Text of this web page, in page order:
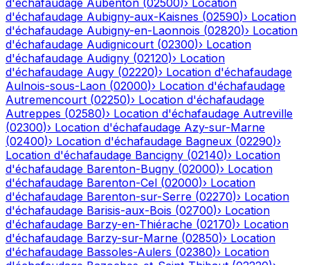
d'échafaudage Aubenton (02500)› Location
d'échafaudage Aubigny-aux-Kaisnes (02590)› Location
d'échafaudage Aubigny-en-Laonnois (02820)› Location
d'échafaudage Audignicourt (02300)› Location
d'échafaudage Audigny (02120)› Location
d'échafaudage Augy (02220)› Location d'échafaudage
Aulnois-sous-Laon (02000)› Location d'échafaudage
Autremencourt (02250)› Location d'échafaudage
Autreppes (02580)› Location d'échafaudage Autreville
(02300)› Location d'échafaudage Azy-sur-Marne
(02400)› Location d'échafaudage Bagneux (02290)›
Location d'échafaudage Bancigny (02140)› Location
d'échafaudage Barenton-Bugny (02000)› Location
d'échafaudage Barenton-Cel (02000)› Location
d'échafaudage Barenton-sur-Serre (02270)› Location
d'échafaudage Barisis-aux-Bois (02700)› Location
d'échafaudage Barzy-en-Thiérache (02170)› Location
d'échafaudage Barzy-sur-Marne (02850)› Location
d'échafaudage Bassoles-Aulers (02380)› Location